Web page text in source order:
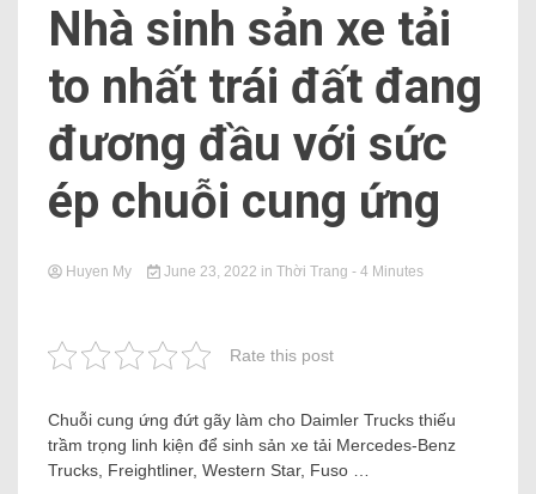
Nhà sinh sản xe tải
to nhất trái đất đang
đương đầu với sức
ép chuỗi cung ứng
Huyen My June 23, 2022 in Thời Trang - 4 Minutes
Rate this post
Chuỗi cung ứng đứt gãy làm cho Daimler Trucks thiếu
trầm trọng linh kiện để sinh sản xe tải Mercedes-Benz
Trucks, Freightliner, Western Star, Fuso …